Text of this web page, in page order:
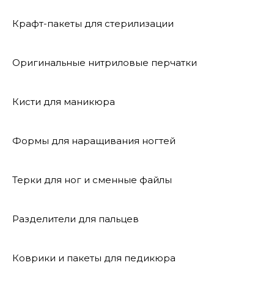
Крафт-пакеты для стерилизации
Оригинальные нитриловые перчатки
Кисти для маникюра
Формы для наращивания ногтей
Терки для ног и сменные файлы
Разделители для пальцев
Коврики и пакеты для педикюра